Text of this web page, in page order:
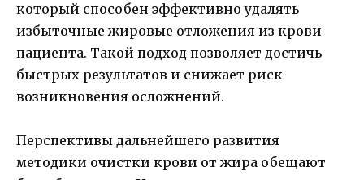
который способен эффективно удалять
избыточные жировые отложения из крови
пациента. Такой подход позволяет достичь
быстрых результатов и снижает риск
возникновения осложнений.
Перспективы дальнейшего развития
методики очистки крови от жира обещают